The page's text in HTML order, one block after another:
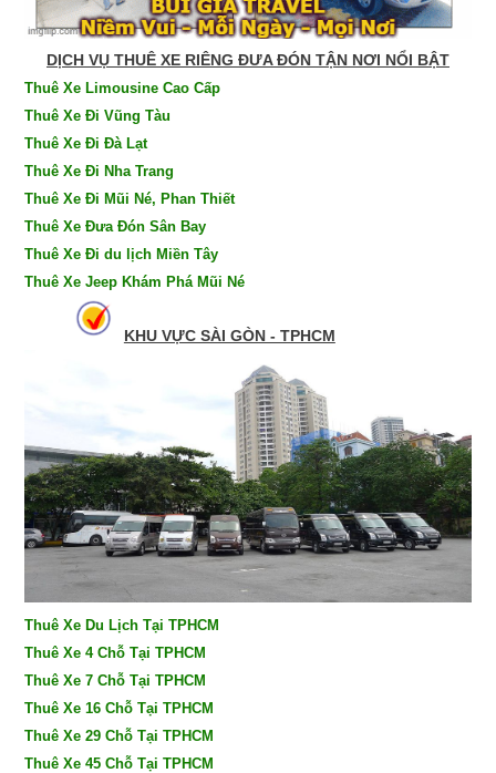
DỊCH VỤ THUÊ XE RIÊNG ĐƯA ĐÓN TẬN NƠI NỔI BẬT
Thuê Xe Limousine Cao Cấp
Thuê Xe Đi Vũng Tàu
Thuê Xe Đi Đà Lạt
Thuê Xe Đi Nha Trang
Thuê Xe Đi Mũi Né, Phan Thiết
Thuê Xe Đưa Đón Sân Bay
Thuê Xe Đi du lịch Miền Tây
Thuê Xe Jeep Khám Phá Mũi Né
KHU VỰC SÀI GÒN - TPHCM
Thuê Xe Du Lịch Tại TPHCM
Thuê Xe 4 Chỗ Tại TPHCM
Thuê Xe 7 Chỗ Tại TPHCM
Thuê Xe 16 Chỗ Tại TPHCM
Thuê Xe 29 Chỗ Tại TPHCM
Thuê Xe 45 Chỗ Tại TPHCM